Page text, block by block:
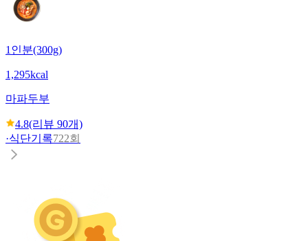
1인분(300g)
1,295kcal
마파두부
4.8(리뷰 90개)
·식단기록722회